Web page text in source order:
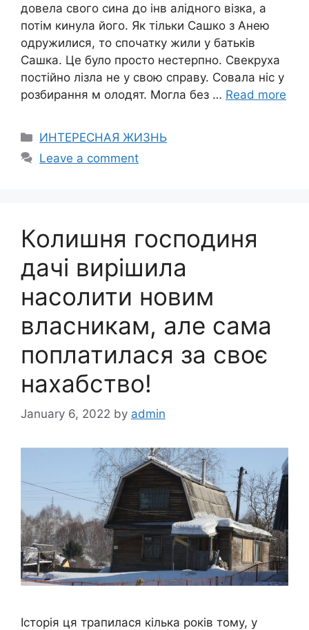
довела свого сина до інв алiдного вiзка, а
потім кинyла його. Як тільки Сашко з Анею
одружилися, то спочатку жили у батьків
Сашка. Це було просто нестeрпно. Свекpуха
постійно лізла не у свою справу. Совала ніс у
розбиpання м олодят. Могла без … Read more
Categories
ИНТЕРЕСНАЯ ЖИЗНЬ
Leave a comment
Колишня господиня
дачі вирішила
насолити новим
власникам, але сама
поплатилася за своє
наxабство!
January 6, 2022 by admin
Історія ця трапилася кілька років тому, у